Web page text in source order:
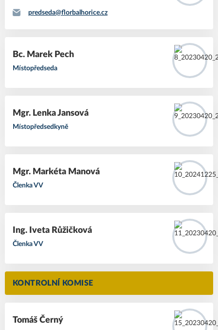
predseda@florbalhorice.cz
Bc. Marek Pech
Místopředseda
Mgr. Lenka Jansová
Místopředsedkyně
Mgr. Markéta Manová
Členka VV
Ing. Iveta Růžičková
Členka VV
KONTROLNÍ KOMISE
Tomáš Černý